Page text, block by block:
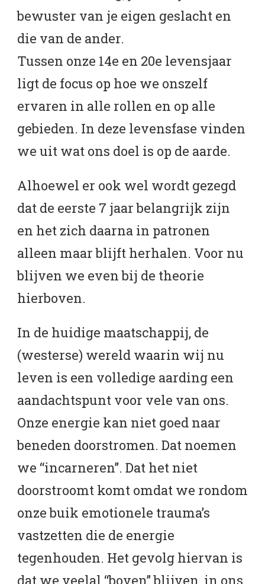
bewuster van je eigen geslacht en
die van de ander.
Tussen onze 14e en 20e levensjaar
ligt de focus op hoe we onszelf
ervaren in alle rollen en op alle
gebieden. In deze levensfase vinden
we uit wat ons doel is op de aarde.
Alhoewel er ook wel wordt gezegd
dat de eerste 7 jaar belangrijk zijn
en het zich daarna in patronen
alleen maar blijft herhalen. Voor nu
blijven we even bij de theorie
hierboven.
In de huidige maatschappij, de
(westerse) wereld waarin wij nu
leven is een volledige aarding een
aandachtspunt voor vele van ons.
Onze energie kan niet goed naar
beneden doorstromen. Dat noemen
we “incarneren”. Dat het niet
doorstroomt komt omdat we rondom
onze buik emotionele trauma’s
vastzetten die de energie
tegenhouden. Het gevolg hiervan is
dat we veelal “boven” blijven, in ons